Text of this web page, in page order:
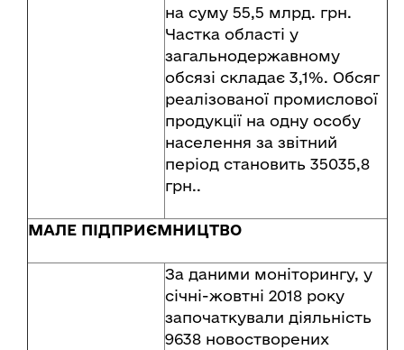
на суму 55,5 млрд. грн.
Частка області у
загальнодержавному
обсязі складає 3,1%. Обсяг
реалізованої промислової
продукції на одну особу
населення за звітний
період становить 35035,8
грн..
МАЛЕ ПІДПРИЄМНИЦТВО
За даними моніторингу, у
січні-жовтні 2018 року
започаткували діяльність
9638 новостворених